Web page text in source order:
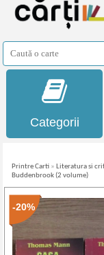
Categorii
Printre Carti » Literatura si
Buddenbrook (2 volume)
-20%